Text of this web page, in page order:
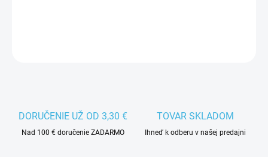
DORUČENIE UŽ OD 3,30 €
Nad 100 € doručenie ZADARMO
TOVAR SKLADOM
Ihneď k odberu v našej predajni